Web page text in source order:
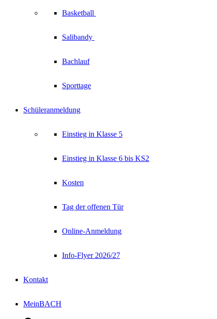
Basketball
Salibandy
Bachlauf
Sporttage
Schüleranmeldung
Einstieg in Klasse 5
Einstieg in Klasse 6 bis KS2
Kosten
Tag der offenen Tür
Online-Anmeldung
Info-Flyer 2026/27
Kontakt
MeinBACH